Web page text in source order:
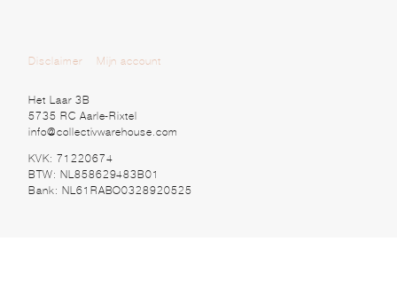
Disclaimer Mijn account
Het Laar 3B
5735 RC Aarle-Rixtel
info@collectivwarehouse.com
KVK: 71220674
BTW: NL858629483B01
Bank: NL61RABO0328920525